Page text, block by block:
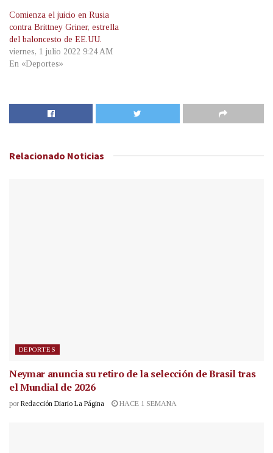
Comienza el juicio en Rusia
contra Brittney Griner, estrella
del baloncesto de EE.UU.
viernes, 1 julio 2022 9:24 AM
En «Deportes»
Relacionado Noticias
DEPORTES
Neymar anuncia su retiro de la selección de Brasil tras
el Mundial de 2026
por Redacción Diario La Página HACE 1 SEMANA